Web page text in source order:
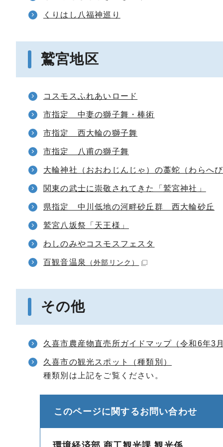
くりはし八福神巡り
鷲宮地区
コスモスふれあいロード
市指定 中妻の獅子舞・棒術
市指定 西大輪の獅子舞
市指定 八甫の獅子舞
大輪神社（おおわじんじゃ）の藁蛇（わらへ
関東の武士に崇敬されてきた「鷲宮神社」
県指定 中川低地の河畔砂丘群 西大輪砂丘
鷲宮八坂祭「天王様」
わしのみやコスモスフェスタ
百観音温泉 （外部リンク）
その他
久喜市農産物直売所ガイドマップ（令和6年3
久喜市の観光スポット（種類別）
種類別は上記をご覧ください。
このページに関するお問い合わせ